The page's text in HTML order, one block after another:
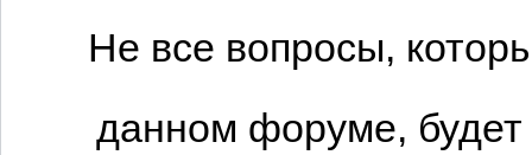
Не все вопросы,
данном форуме,